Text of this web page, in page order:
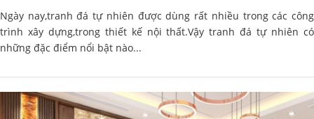
Ngày nay,tranh đá tự nhiên được dùng rất nhiều trong các công
trình xây dựng,trong thiết kế nội thất.Vậy tranh đá tự nhiên có
những đặc điểm nổi bật nào...